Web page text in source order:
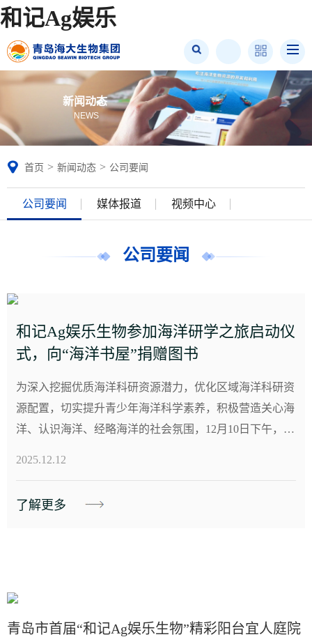
和记Ag娱乐
新闻动态
NEWS
首页 > 新闻动态 > 公司要闻
公司要闻 媒体报道 视频中心
公司要闻
和记Ag娱乐生物参加海洋研学之旅启动仪
式，向“海洋书屋”捐赠图书
为深入挖掘优质海洋科研资源潜力，优化区域海洋科研资
源配置，切实提升青少年海洋科学素养，积极营造关心海
洋、认识海洋、经略海洋的社会氛围，12月10日下午，由
2025.12.12
了解更多
青岛市首届“和记Ag娱乐生物”精彩阳台宜人庭院